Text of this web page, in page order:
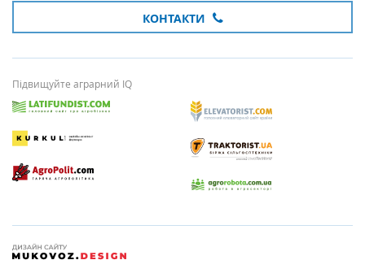
КОНТАКТИ
Підвищуйте аграрний IQ